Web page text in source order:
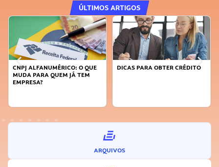
ÚLTIMOS ARTIGOS
DICAS PARA OBTER CRÉDITO
FAÇA A DIFERENÇA: SEJA
ARQUIVOS